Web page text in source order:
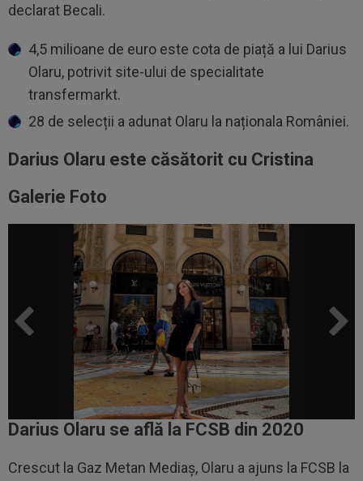
declarat Becali.
4,5 milioane de euro este cota de piață a lui Darius
Olaru, potrivit site-ului de specialitate
transfermarkt.
28 de selecții a adunat Olaru la naționala României.
Darius Olaru este căsătorit cu Cristina
Galerie Foto
Darius Olaru se află la FCSB din 2020
Crescut la Gaz Metan Mediaș, Olaru a ajuns la FCSB la